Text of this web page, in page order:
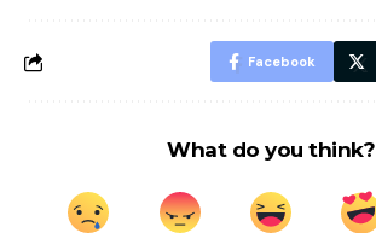
Facebook
What do you think?